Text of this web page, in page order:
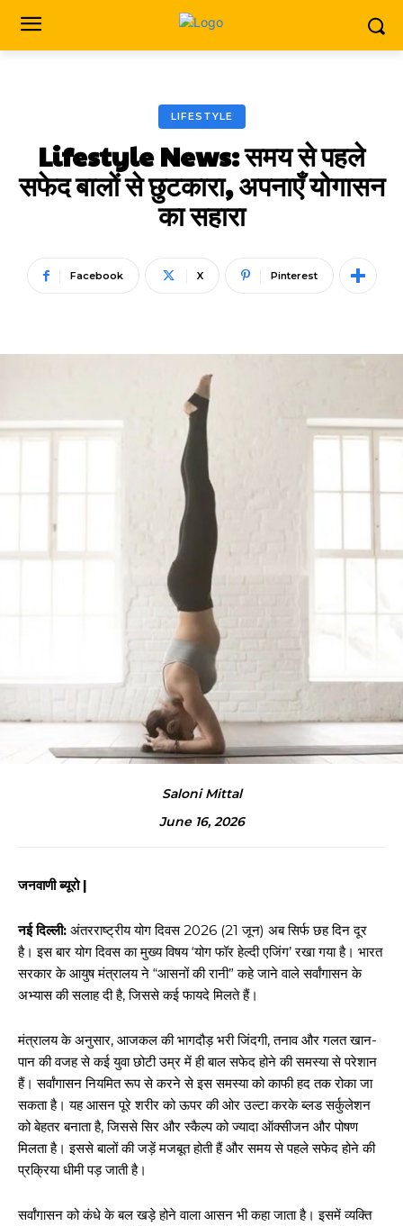
LIFESTYLE
Lifestyle News: समय से पहले
सफेद बालों से छुटकारा, अपनाएँ योगासन
का सहारा
Facebook X Pinterest
Saloni Mittal
June 16, 2026
जनवाणी ब्यूरो |
नई दिल्ली: अंतरराष्ट्रीय योग दिवस 2026 (21 जून) अब सिर्फ छह दिन दूर
है। इस बार योग दिवस का मुख्य विषय ‘योग फॉर हेल्दी एजिंग’ रखा गया है। भारत
सरकार के आयुष मंत्रालय ने “आसनों की रानी” कहे जाने वाले सर्वांगासन के
अभ्यास की सलाह दी है, जिससे कई फायदे मिलते हैं।
मंत्रालय के अनुसार, आजकल की भागदौड़ भरी जिंदगी, तनाव और गलत खान-
पान की वजह से कई युवा छोटी उम्र में ही बाल सफेद होने की समस्या से परेशान
हैं। सर्वांगासन नियमित रूप से करने से इस समस्या को काफी हद तक रोका जा
सकता है। यह आसन पूरे शरीर को ऊपर की ओर उल्टा करके ब्लड सर्कुलेशन
को बेहतर बनाता है, जिससे सिर और स्कैल्प को ज्यादा ऑक्सीजन और पोषण
मिलता है। इससे बालों की जड़ें मजबूत होती हैं और समय से पहले सफेद होने की
प्रक्रिया धीमी पड़ जाती है।
सर्वांगासन को कंधे के बल खड़े होने वाला आसन भी कहा जाता है। इसमें व्यक्ति